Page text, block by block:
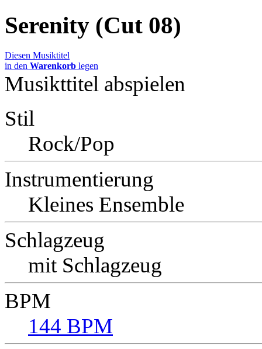
Serenity (Cut 08)
Diesen Musiktitel
in den Warenkorb legen
Musikttitel abspielen
Stil
Rock/Pop
Instrumentierung
Kleines Ensemble
Schlagzeug
mit Schlagzeug
BPM
144 BPM